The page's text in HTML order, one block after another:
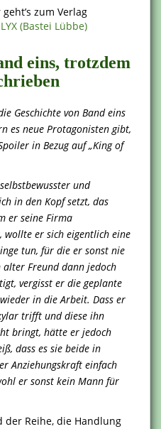
zum Verlag
LYX (Bastei Lübbe)
eins, trotzdem
Geschichte von Band eins
es neue Protagonisten gibt,
in Bezug auf „King of
und
in den Kopf setzt, das
er seine Firma
er sich eigentlich eine
tun, für die er sonst nie
Freund dann jedoch
vergisst er die geplante
in die Arbeit. Dass er
trifft und diese ihn
bringt, hätte er jedoch
dass es sie beide in
Anziehungskraft einfach
er sonst kein Mann für
der Reihe, die Handlung